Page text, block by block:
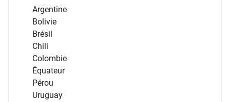
Argentine
Bolivie
Brésil
Chili
Colombie
Équateur
Pérou
Uruguay